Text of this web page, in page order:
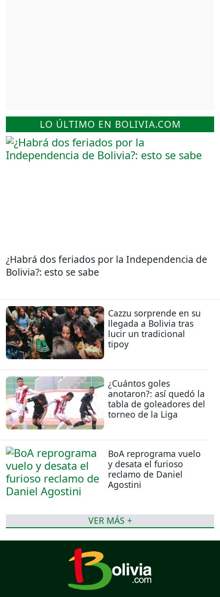
LO ÚLTIMO EN BOLIVIA.COM
¿Habrá dos feriados por la Independencia de
Bolivia?: esto se sabe
Cazzu sorprende en su
llegada a Bolivia tras
lucir un tradicional
tipoy
¿Cuántos goles
anotaron?: así quedó la
tabla de goleadores del
torneo de la Liga
BoA reprograma vuelo
y desata el furioso
reclamo de Daniel
Agostini
VER MÁS +